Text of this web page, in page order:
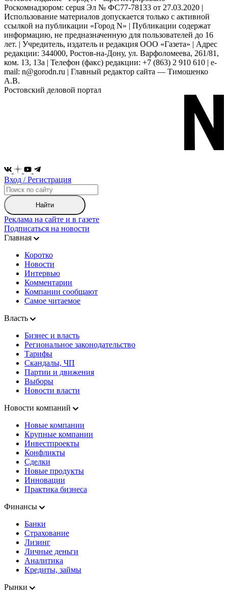
Роскомнадзором: серuя Эл № ФС77-78133 от 27.03.2020 |
Использование материалов допускается только с активной
ссылкой на публикации «Город N» | Публикации содержат
информацию, не предназначенную для пользователей до 16
лет. | Учредитель, издатель и редакция ООО «Газета» | Адрес
редакции: 344000, Ростов-на-Дону, ул. Варфоломеева, 261/81,
ком. 13, 13а | Телефон (факс) редакции: +7 (863) 2 910 610 | e-
mail: n@gorodn.ru | Главный редактор сайта — Тимошенко
А.В.
Ростовский деловой портал
Вход / Регистрация
Найти
Реклама на сайте и в газете
Подписаться на новости
Главная
Коротко
Новости
Интервью
Комментарии
Компании сообщают
Самое читаемое
Власть
Бизнес и власть
Региональное законодательство
Тарифы
Скандалы, ЧП
Партии и движения
Выборы
Новости власти
Новости компаний
Новые компании
Крупные компании
Инвестпроекты
Конфликты
Сделки
Новые продукты
Инновации
Практика бизнеса
Финансы
Банки
Страхование
Лизинг
Личные деньги
Аналитика
Кредиты, займы
Рынки